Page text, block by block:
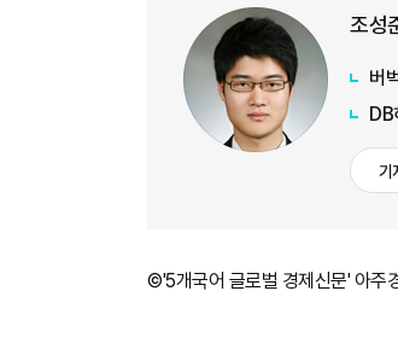
조성
버
DB
기
©'5개국어 글로벌 경제신문' 아주